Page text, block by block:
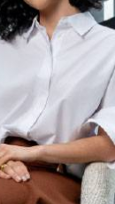
que concordo
Confira nossa
Política de